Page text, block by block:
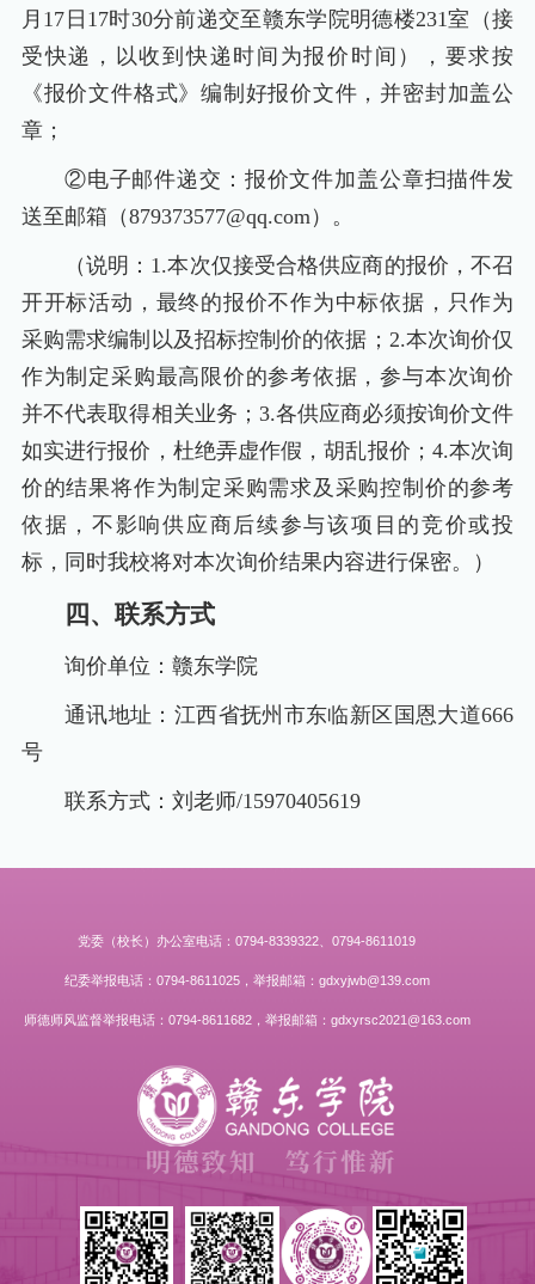
月17日17时30分前递交至赣东学院明德楼231室（接
受快递，以收到快递时间为报价时间），要求按
《报价文件格式》编制好报价文件，并密封加盖公
章；
②电子邮件递交：报价文件加盖公章扫描件发
送至邮箱（879373577@qq.com）。
（说明：1.本次仅接受合格供应商的报价，不召
开开标活动，最终的报价不作为中标依据，只作为
采购需求编制以及招标控制价的依据；2.本次询价仅
作为制定采购最高限价的参考依据，参与本次询价
并不代表取得相关业务；3.各供应商必须按询价文件
如实进行报价，杜绝弄虚作假，胡乱报价；4.本次询
价的结果将作为制定采购需求及采购控制价的参考
依据，不影响供应商后续参与该项目的竞价或投
标，同时我校将对本次询价结果内容进行保密。）
四、联系方式
询价单位：赣东学院
通讯地址：江西省抚州市东临新区国恩大道666
号
联系方式：刘老师/15970405619
党委（校长）办公室电话：0794-8339322、0794-8611019
纪委举报电话：0794-8611025，举报邮箱：gdxyjwb@139.com
师德师风监督举报电话：0794-8611682，举报邮箱：gdxyrsc2021@163.com